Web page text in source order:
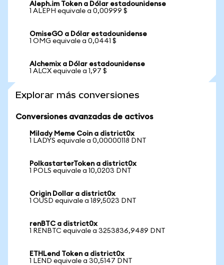
Aleph.im Token a Dólar estadounidense
1 ALEPH equivale a 0,00999 $
OmiseGO a Dólar estadounidense
1 OMG equivale a 0,0441 $
Alchemix a Dólar estadounidense
1 ALCX equivale a 1,97 $
Explorar más conversiones
Conversiones avanzadas de activos
Milady Meme Coin a district0x
1 LADYS equivale a 0,00000118 DNT
PolkastarterToken a district0x
1 POLS equivale a 10,0203 DNT
Origin Dollar a district0x
1 OUSD equivale a 189,5023 DNT
renBTC a district0x
1 RENBTC equivale a 3253836,9489 DNT
ETHLend Token a district0x
1 LEND equivale a 30,5147 DNT